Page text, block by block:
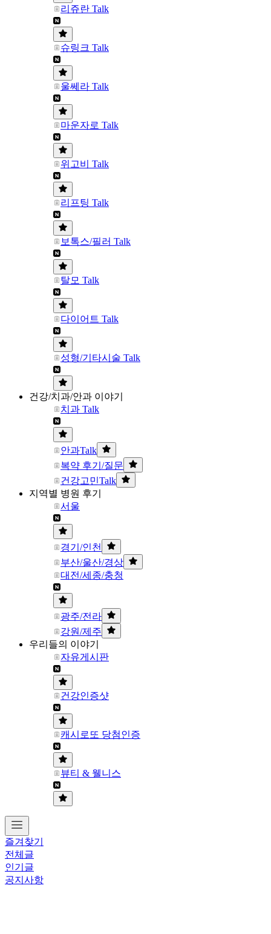
리쥬란 Talk
슈링크 Talk
울쎄라 Talk
마운자로 Talk
위고비 Talk
리프팅 Talk
보톡스/필러 Talk
탈모 Talk
다이어트 Talk
성형/기타시술 Talk
건강/치과/안과 이야기
치과 Talk
안과Talk
복약 후기/질문
건강고민Talk
지역별 병원 후기
서울
경기/인천
부산/울산/경상
대전/세종/충청
광주/전라
강원/제주
우리들의 이야기
자유게시판
건강인증샷
캐시로또 당첨인증
뷰티 & 웰니스
즐겨찾기
전체글
인기글
공지사항